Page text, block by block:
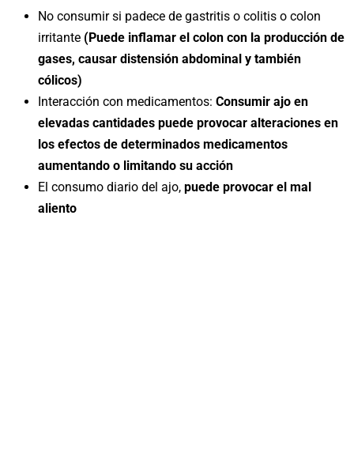
No consumir si padece de gastritis o colitis o colon
irritante (Puede inflamar el colon con la producción de
gases, causar distensión abdominal y también
cólicos)
Interacción con medicamentos: Consumir ajo en
elevadas cantidades puede provocar alteraciones en
los efectos de determinados medicamentos
aumentando o limitando su acción
El consumo diario del ajo, puede provocar el mal
aliento